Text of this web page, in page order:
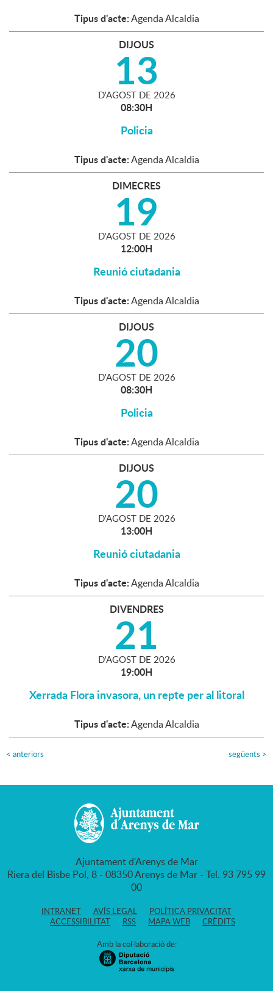
Tipus d'acte:Agenda Alcaldia
DIJOUS
13
D'AGOST DE 2026
08:30H
Policia
Tipus d'acte:Agenda Alcaldia
DIMECRES
19
D'AGOST DE 2026
12:00H
Reunió ciutadania
Tipus d'acte:Agenda Alcaldia
DIJOUS
20
D'AGOST DE 2026
08:30H
Policia
Tipus d'acte:Agenda Alcaldia
DIJOUS
20
D'AGOST DE 2026
13:00H
Reunió ciutadania
Tipus d'acte:Agenda Alcaldia
DIVENDRES
21
D'AGOST DE 2026
19:00H
Xerrada Flora invasora, un repte per al litoral
Tipus d'acte:Agenda Alcaldia
< anteriors següents >
Ajuntament d'Arenys de Mar
Riera del Bisbe Pol, 8 - 08350 Arenys de Mar - Tel. 93 795 99
00
INTRANET AVÍS LEGAL
POLÍTICA PRIVACITAT
ACCESSIBILITAT
RSS MAPA WEB CRÈDITS
Amb la col·laboració de: